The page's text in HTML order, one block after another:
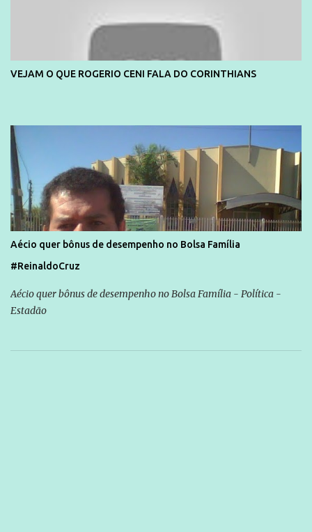
VEJAM O QUE ROGERIO CENI FALA DO CORINTHIANS
Aécio quer bônus de desempenho no Bolsa Família
#ReinaldoCruz
Aécio quer bônus de desempenho no Bolsa Família - Política -
Estadão